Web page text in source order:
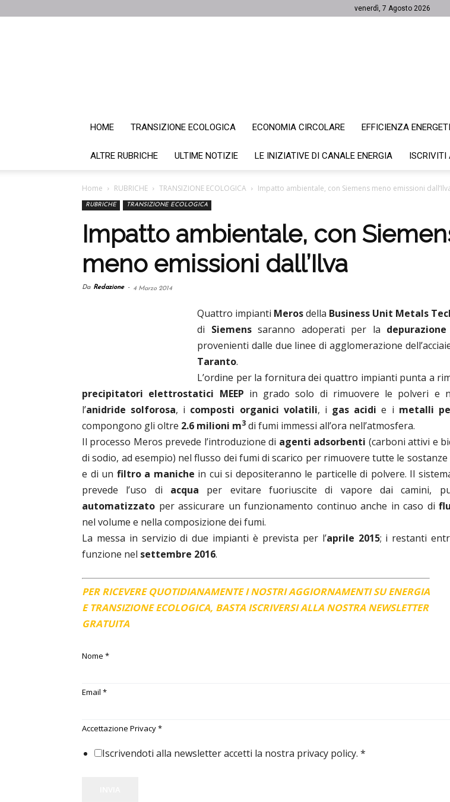
venerdì, 7 Agosto 2026
HOME TRANSIZIONE ECOLOGICA ECONOMIA CIRCOLARE EFFICIENZA
ALTRE RUBRICHE ULTIME NOTIZIE LE INIZIATIVE DI CANALE ENERGIA ISCRIVITI
Home RUBRICHE TRANSIZIONE ECOLOGICA Impatto ambientale, con Siemens meno emissioni
RUBRICHE TRANSIZIONE ECOLOGICA
Impatto ambientale, con
meno emissioni dall’Ilva
Da Redazione - 4 Marzo 2014
Quattro impianti Merosdella Business Unit Metals
di Siemenssaranno adoperati per la depurazione
provenienti dalle due linee di agglomerazione
Taranto.
L’ordine per la fornitura dei quattro impianti punta a
precipitatori elettrostatici MEEP in grado solo di rimuovere le polveri e
l’anidride solforosa, i composti organici volatili, i gas acidi e i metalli
compongono gli oltre 2.6 milioni m3 di fumi immessi all’ora nell’atmosfera.
Il processo Meros prevede l’introduzione di agenti adsorbenti (carboni attivi e
di sodio, ad esempio) nel flusso dei fumi di scarico per rimuovere tutte le
e di un filtro a maniche in cui si depositeranno le particelle di polvere. Il
prevede l’uso di acqua per evitare fuoriuscite di vapore dai camini,
automatizzato per assicurare un funzionamento continuo anche in caso di
nel volume e nella composizione dei fumi.
La messa in servizio di due impianti è prevista per l’aprile 2015; i restanti
funzione nel settembre 2016.
PER RICEVERE QUOTIDIANAMENTE I NOSTRI AGGIORNAMENTI SU ENERGIA
E TRANSIZIONE ECOLOGICA, BASTA ISCRIVERSI ALLA NOSTRA NEWSLETTER
GRATUITA
Nome *
Email *
Accettazione Privacy*
Iscrivendoti alla newsletter accetti la nostra privacy policy. *